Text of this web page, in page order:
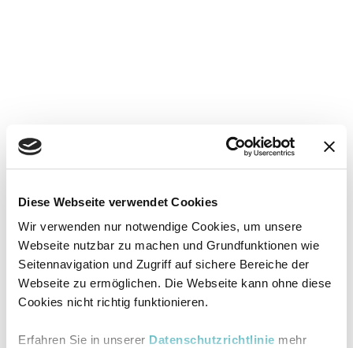
Diese Webseite verwendet Cookies
Wir verwenden nur notwendige Cookies, um unsere
Webseite nutzbar zu machen und Grundfunktionen wie
Seitennavigation und Zugriff auf sichere Bereiche der
Webseite zu ermöglichen. Die Webseite kann ohne diese
Cookies nicht richtig funktionieren.
Erfahren Sie in unserer Datenschutzrichtlinie mehr